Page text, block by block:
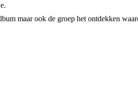
maar ook de groep het ontdekken